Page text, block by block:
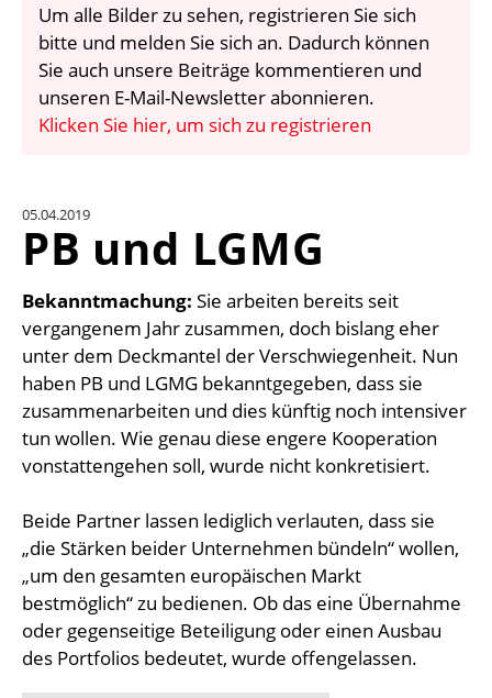
VIDEOS
BIBLIOTHEK
KRAN & BÜHNE
EINHEITENKONVERTER
KONTAKT
Um alle Bilder zu sehen, registrieren Sie sich
bitte und melden Sie sich an. Dadurch können
Sie auch unsere Beiträge kommentieren und
unseren E-Mail-Newsletter abonnieren.
Klicken Sie hier, um sich zu registrieren
05.04.2019
PB und LGMG
Bekanntmachung: Sie arbeiten bereits seit
vergangenem Jahr zusammen, doch bislang eher
unter dem Deckmantel der Verschwiegenheit. Nun
haben PB und LGMG bekanntgegeben, dass sie
zusammenarbeiten und dies künftig noch intensiver
tun wollen. Wie genau diese engere Kooperation
vonstattengehen soll, wurde nicht konkretisiert.
Beide Partner lassen lediglich verlauten, dass sie
„die Stärken beider Unternehmen bündeln“ wollen,
„um den gesamten europäischen Markt
bestmöglich“ zu bedienen. Ob das eine Übernahme
oder gegenseitige Beteiligung oder einen Ausbau
des Portfolios bedeutet, wurde offengelassen.